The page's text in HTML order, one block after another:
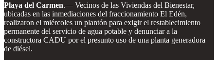
Playa del Carmen.— Vecinos de las Viviendas del Bienestar,
ubicadas en las inmediaciones del fraccionamiento El Edén,
realizaron el miércoles un plantón para exigir el restablecimiento
permanente del servicio de agua potable y denunciar a la
constructora CADU por el presunto uso de una planta generadora
de diésel.